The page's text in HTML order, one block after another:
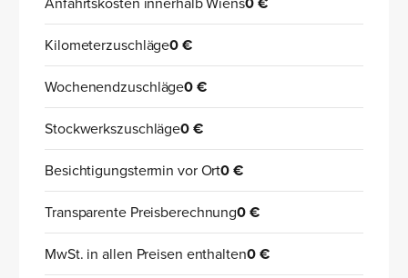
Kilometerzuschläge0 €
Wochenendzuschläge0 €
Stockwerkszuschläge0 €
Besichtigungstermin vor Ort0 €
Transparente Preisberechnung0 €
MwSt. in allen Preisen enthalten0 €